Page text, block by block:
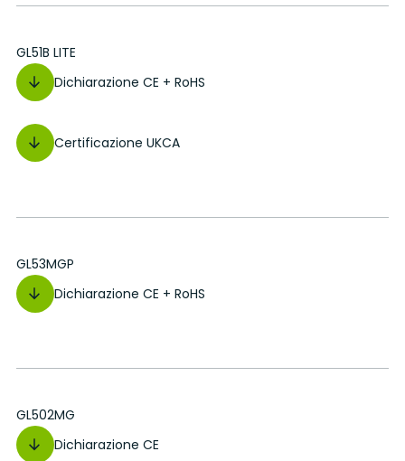
GL51B LITE
Dichiarazione CE + RoHS
Certificazione UKCA
GL53MGP
Dichiarazione CE + RoHS
GL502MG
Dichiarazione CE